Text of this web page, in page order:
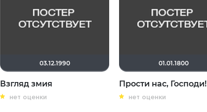
03.12.1990
Взгляд змия
нет оценки
01.01.1800
Прости нас, Господи!
нет оценки